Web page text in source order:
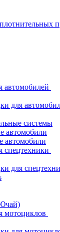
автомобилей
для
системы
автомобили
автомобили
спецтехники
для
мотоциклов